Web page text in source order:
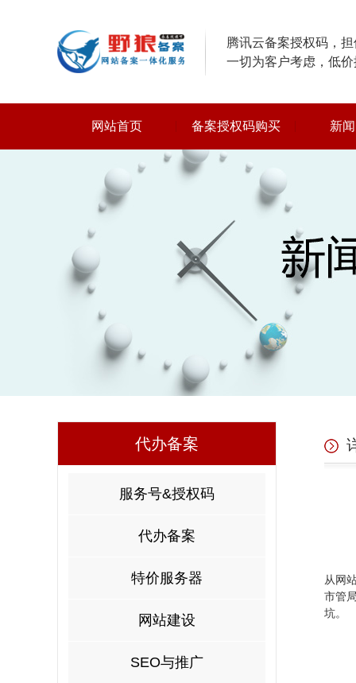
腾讯云备案授权码，
一切为客户考虑，低
网站首页 备案授权码购买 新
代办备案
服务号&授权码
代办备案
特价服务器
网站建设
SEO与推广
从网
市管
坑。